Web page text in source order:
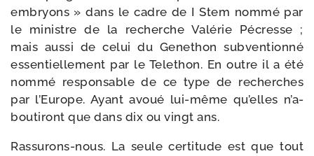
embryons » dans le cadre de I Stem nom­mé par
le ministre de la recherche Valérie Pécresse ;
mais aus­si de celui du Genethon sub­ven­tion­né
essen­tiel­le­ment par le Telethon. En outre il a été
nom­mé res­pon­sable de ce type de recherches
par l’Europe. Ayant avoué lui-​même qu’elles n’a­
bou­ti­ront que dans dix ou vingt ans.
Rassurons-​nous. La seule cer­ti­tude est que tout